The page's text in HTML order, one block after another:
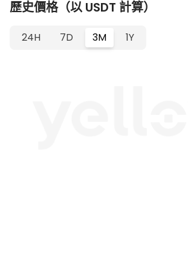
歷史價格（以 USDT 計算）
24H 7D 3M 1Y